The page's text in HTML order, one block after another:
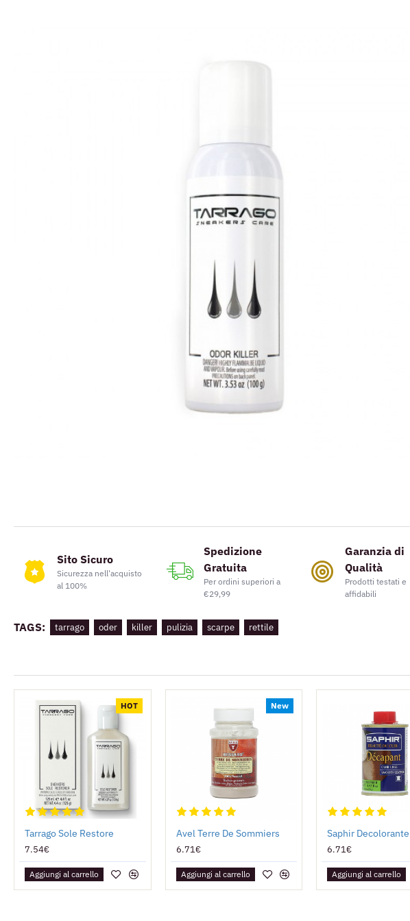
Sito Sicuro
Sicurezza nell'acquisto
al 100%
Spedizione
Gratuita
Per ordini superiori a
€29,99
Garanzia di
Qualità
Prodotti testati e
affidabili
TAGS: tarrago oder killer pulizia scarpe rettile
HOT
Tarrago Sole Restore
7.54€
Aggiungi al carrello
New
Avel Terre De Sommiers
6.71€
Aggiungi al carrello
Saphir Decolorante
6.71€
Aggiungi al carrello